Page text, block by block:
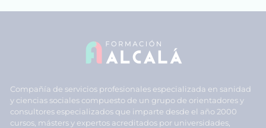
Compañía de servicios profesionales especializada en sanidad
y ciencias sociales compuesto de un grupo de orientadores y
consultores especializados que imparte desde el año 2000
cursos, másters y expertos acreditados por universidades,